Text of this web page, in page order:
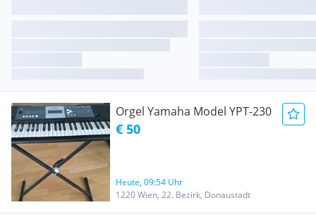
Orgel Yamaha Model YPT-230
€ 50
Heute, 09:54 Uhr
1220 Wien, 22. Bezirk, Donaustadt